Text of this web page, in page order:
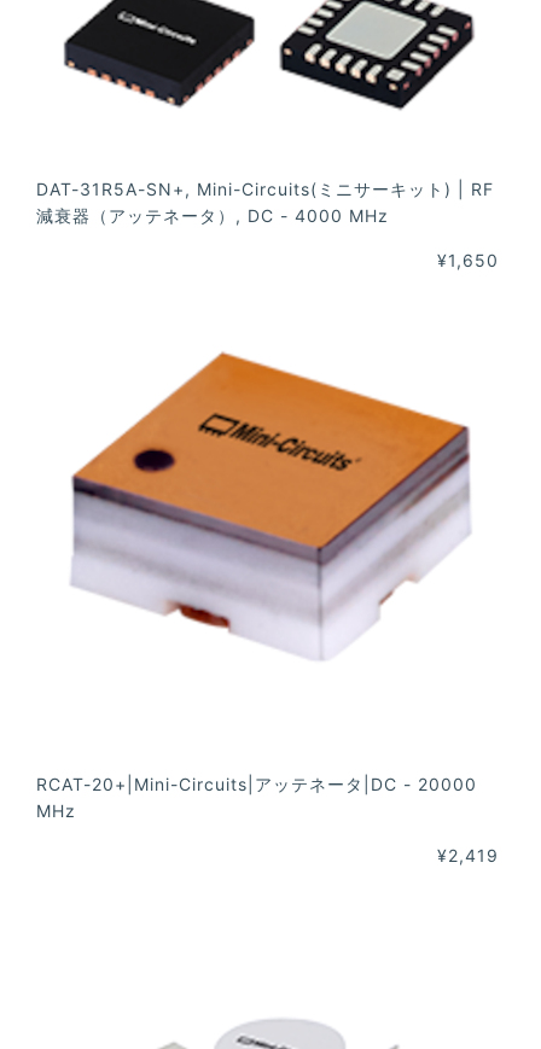
DAT-31R5A-SN+, Mini-Circuits(ミニサーキット) | RF
減衰器（アッテネータ）, DC - 4000 MHz
¥1,650
RCAT-20+|Mini-Circuits|アッテネータ|DC - 20000
MHz
¥2,419